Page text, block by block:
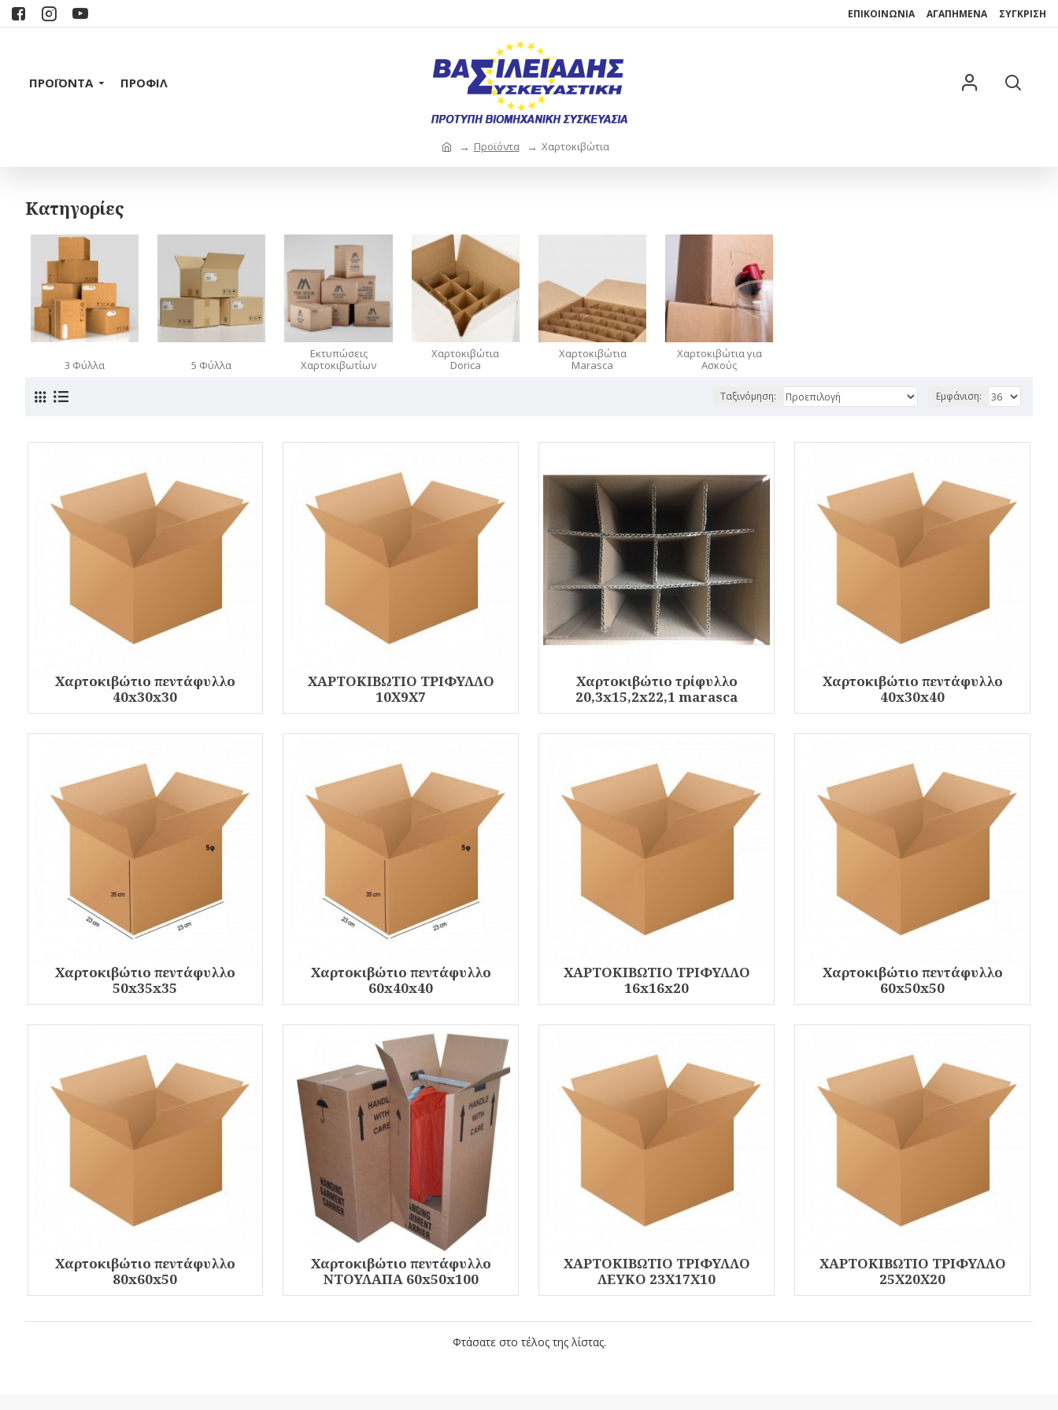
ΕΠΙΚΟΙΝΩΝΙΑ ΑΓΑΠΗΜΕΝΑ ΣΎΓΚΡΙΣΗ
ΠΡΟΪΟΝΤΑ ΠΡΟΦΙΛ
Προϊόντα Χαρτοκιβώτια
Κατηγορίες
3 Φύλλα 5 Φύλλα
Εκτυπώσεις
Χαρτοκιβωτίων
Χαρτοκιβώτια
Dorica
Χαρτοκιβώτια
Marasca
Χαρτοκιβώτια για
Ασκούς
Ταξινόμηση: Εμφάνιση:
Χαρτοκιβώτιο πεντάφυλλο
40x30x30
ΧΑΡΤΟΚΙΒΩΤΙΟ ΤΡΙΦΥΛΛΟ
10Χ9Χ7
Χαρτοκιβώτιο τρίφυλλο
20,3x15,2x22,1 marasca
Χαρτοκιβώτιο πεντάφυλλο
40x30x40
Χαρτοκιβώτιο πεντάφυλλο
50x35x35
Χαρτοκιβώτιο πεντάφυλλο
60x40x40
ΧΑΡΤΟΚΙΒΩΤΙΟ ΤΡΙΦΥΛΛΟ
16x16x20
Χαρτοκιβώτιο πεντάφυλλο
60x50x50
Χαρτοκιβώτιο πεντάφυλλο
80x60x50
Χαρτοκιβώτιο πεντάφυλλο
ΝΤΟΥΛΑΠΑ 60x50x100
ΧΑΡΤΟΚΙΒΩΤΙΟ ΤΡΙΦΥΛΛΟ
ΛΕΥΚΟ 23Χ17Χ10
ΧΑΡΤΟΚΙΒΩΤΙΟ ΤΡΙΦΥΛΛΟ
25Χ20Χ20
Φτάσατε στο τέλος της λίστας.